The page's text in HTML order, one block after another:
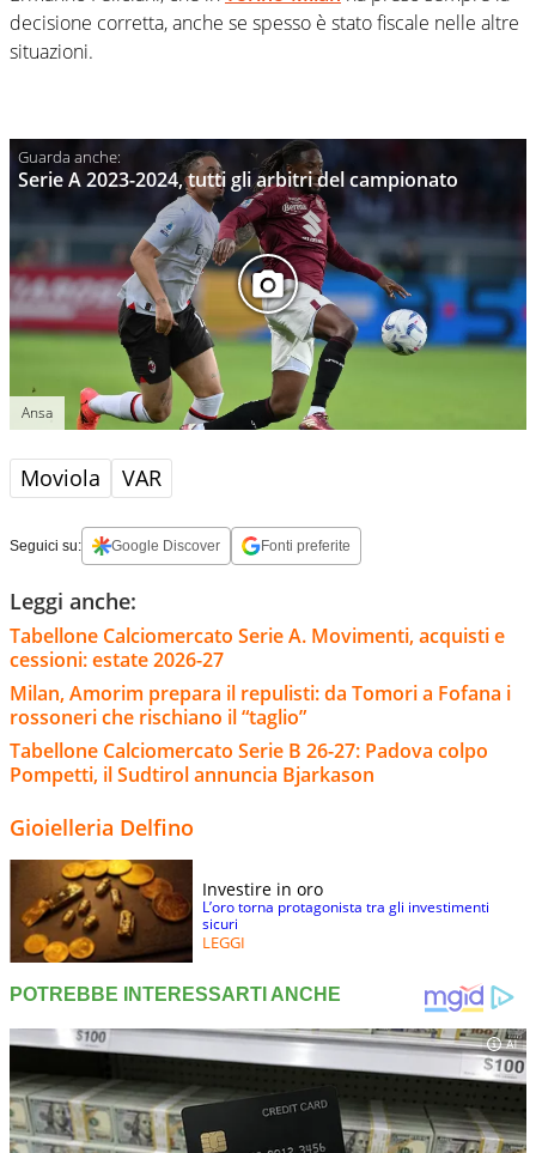
decisione corretta, anche se spesso è stato fiscale nelle altre
situazioni.
Serie A 2023-2024, tutti gli arbitri del campionato
Ansa
Moviola VAR
Seguici su: Google Discover Fonti preferite
Leggi anche:
Tabellone Calciomercato Serie A. Movimenti, acquisti e
cessioni: estate 2026-27
Milan, Amorim prepara il repulisti: da Tomori a Fofana i
rossoneri che rischiano il “taglio”
Tabellone Calciomercato Serie B 26-27: Padova colpo
Pompetti, il Sudtirol annuncia Bjarkason
Gioielleria Delfino
Investire in oro
L’oro torna protagonista tra gli investimenti
sicuri
LEGGI